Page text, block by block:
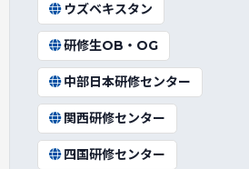
ウズベキスタン
研修生OB・OG
中部日本研修センター
関西研修センター
四国研修センター